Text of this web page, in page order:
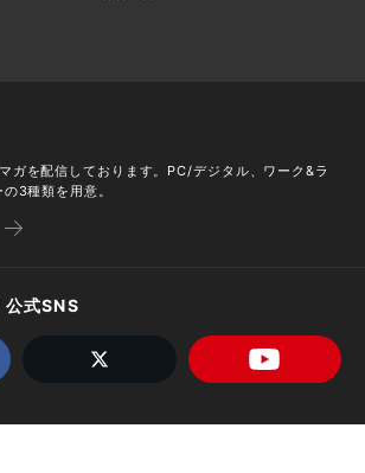
ガを配信しております。PC/デジタル、ワーク&ラ
3種類を用意。
公式SNS